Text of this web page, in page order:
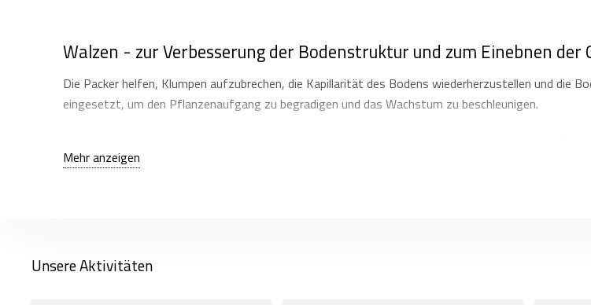
Walzen - zur Verbesserung der Bodenstruktur und zum Einebnen der
Die Packer helfen, Klumpen aufzubrechen, die Kapillarität des Bodens wiederherzustellen und die
eingesetzt, um den Pflanzenaufgang zu begradigen und das Wachstum zu beschleunigen.
auch in trockenen Jahreszeiten.
Mehr anzeigen
Unsere Aktivitäten